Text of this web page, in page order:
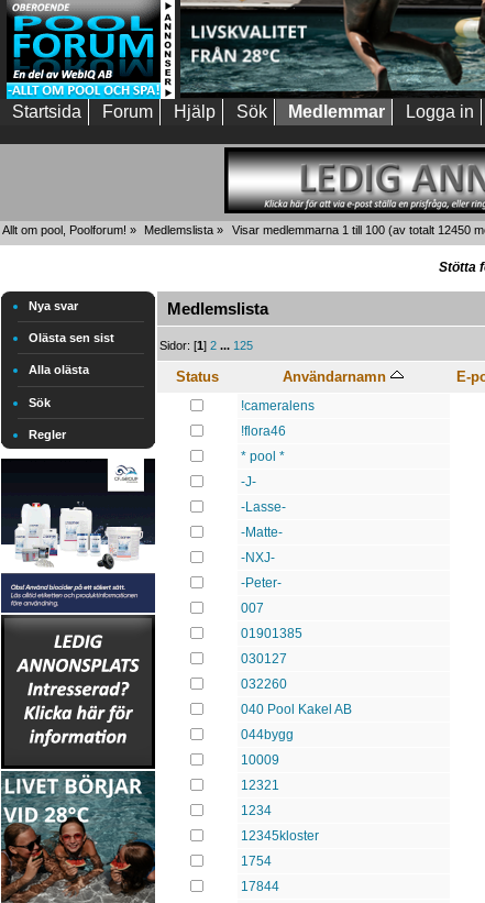
Startsida Forum Hjälp Sök Medlemmar Logga in
Allt om pool, Poolforum! » Medlemslista » Visar medlemmarna 1 till 100(av totalt 12450
Stötta
Nya svar
Olästa sen sist
Alla olästa
Sök
Regler
Medlemslista
Sidor: [1]2 ... 125
Status Användarnamn E-
!cameralens
!flora46
* pool *
-J-
-Lasse-
-Matte-
-NXJ-
-Peter-
007
01901385
030127
032260
040 Pool Kakel AB
044bygg
10009
12321
1234
12345kloster
1754
17844